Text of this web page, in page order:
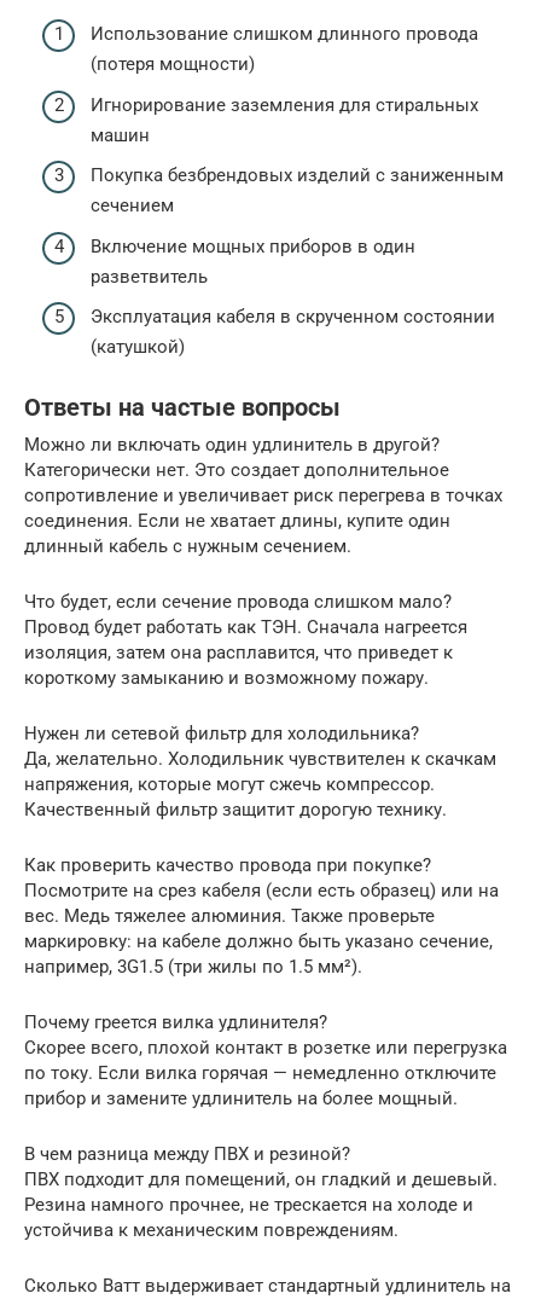
Использование слишком длинного провода
(потеря мощности)
Игнорирование заземления для стиральных
машин
Покупка безбрендовых изделий с заниженным
сечением
Включение мощных приборов в один
разветвитель
Эксплуатация кабеля в скрученном состоянии
(катушкой)
Ответы на частые вопросы
Можно ли включать один удлинитель в другой?
Категорически нет. Это создает дополнительное
сопротивление и увеличивает риск перегрева в точках
соединения. Если не хватает длины, купите один
длинный кабель с нужным сечением.
Что будет, если сечение провода слишком мало?
Провод будет работать как ТЭН. Сначала нагреется
изоляция, затем она расплавится, что приведет к
короткому замыканию и возможному пожару.
Нужен ли сетевой фильтр для холодильника?
Да, желательно. Холодильник чувствителен к скачкам
напряжения, которые могут сжечь компрессор.
Качественный фильтр защитит дорогую технику.
Как проверить качество провода при покупке?
Посмотрите на срез кабеля (если есть образец) или на
вес. Медь тяжелее алюминия. Также проверьте
маркировку: на кабеле должно быть указано сечение,
например, 3G1.5 (три жилы по 1.5 мм²).
Почему греется вилка удлинителя?
Скорее всего, плохой контакт в розетке или перегрузка
по току. Если вилка горячая — немедленно отключите
прибор и замените удлинитель на более мощный.
В чем разница между ПВХ и резиной?
ПВХ подходит для помещений, он гладкий и дешевый.
Резина намного прочнее, не трескается на холоде и
устойчива к механическим повреждениям.
Сколько Ватт выдерживает стандартный удлинитель на